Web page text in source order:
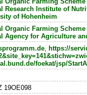
Research Institute of
of Hohenheim
Organic Farming Scheme
Agency for Agriculture
, https://
foekat/jsp/
19OE098